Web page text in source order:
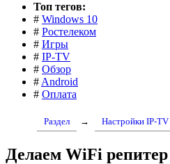
Toп тегов:
# Windows 10
# Ростелеком
# Игры
# IP-TV
# Обзор
# Android
# Оплата
Раздел → Настройки IP-
Делаем WiFi